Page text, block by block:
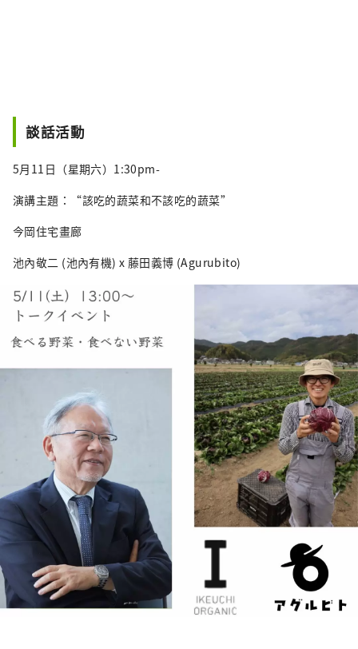
談話活動
5月11日（星期六）1:30pm-
演講主題：“該吃的蔬菜和不該吃的蔬菜”
今岡住宅畫廊
池內敬二 (池內有機) x 藤田義博 (Agurubito)